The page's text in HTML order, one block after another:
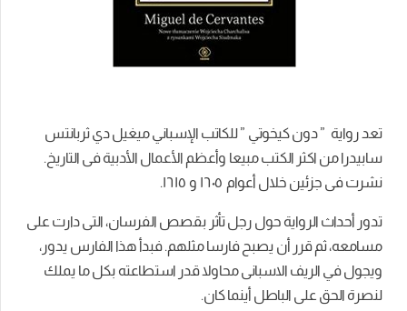
تعد رواية ” دون كيخوتي ” للكاتب الإسباني ميغيل دي ثربانتس
سابيدرا من اكثر الكتب مبيعا وأعظم الأعمال الأدبية فى التاريخ.
نشرت فى جزئين خلال أعوام ١٦۰٥ و ١٦١٥.
تدور أحداث الرواية حول رجل تأثر بقصص الفرسان، التى دارت على
مسامعه، ثم قرر أن يصبح فارسا مثلهم. فبدأ هذا الفارس يدور،
ويجول في الريف الاسبانى محاولا قدر استطاعته بكل ما يملك
لنصرة الحق على الباطل أينما كان.